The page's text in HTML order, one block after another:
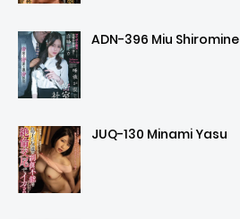
ADN-396 Miu Shiromine
JUQ-130 Minami Yasu